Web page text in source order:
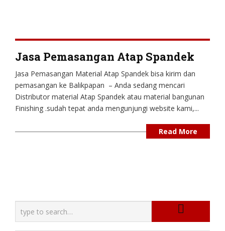
Jasa Pemasangan Atap Spandek
Jasa Pemasangan Material Atap Spandek bisa kirim dan
pemasangan ke Balikpapan – Anda sedang mencari
Distributor material Atap Spandek atau material bangunan
Finishing .sudah tepat anda mengunjungi website kami,...
Read More